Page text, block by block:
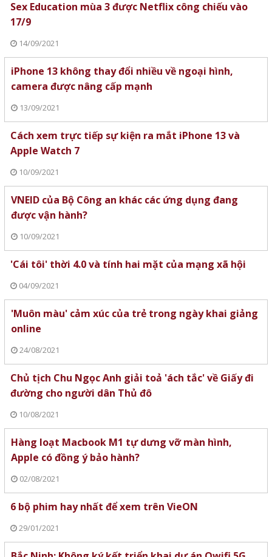
Sex Education mùa 3 được Netflix công chiếu vào
17/9
14/09/2021
iPhone 13 không thay đổi nhiều về ngoại hình,
camera được nâng cấp mạnh
13/09/2021
Cách xem trực tiếp sự kiện ra mắt iPhone 13 và
Apple Watch 7
10/09/2021
VNEID của Bộ Công an khác các ứng dụng đang
được vận hành?
10/09/2021
'Cái tôi' thời 4.0 và tính hai mặt của mạng xã hội
04/09/2021
'Muôn màu' cảm xúc của trẻ trong ngày khai giảng
online
24/08/2021
Chủ tịch Chu Ngọc Anh giải toả 'ách tắc' về Giấy đi
đường cho người dân Thủ đô
10/08/2021
Hàng loạt Macbook M1 tự dưng vỡ màn hình,
Apple có đồng ý bảo hành?
02/08/2021
6 bộ phim hay nhất để xem trên VieON
29/01/2021